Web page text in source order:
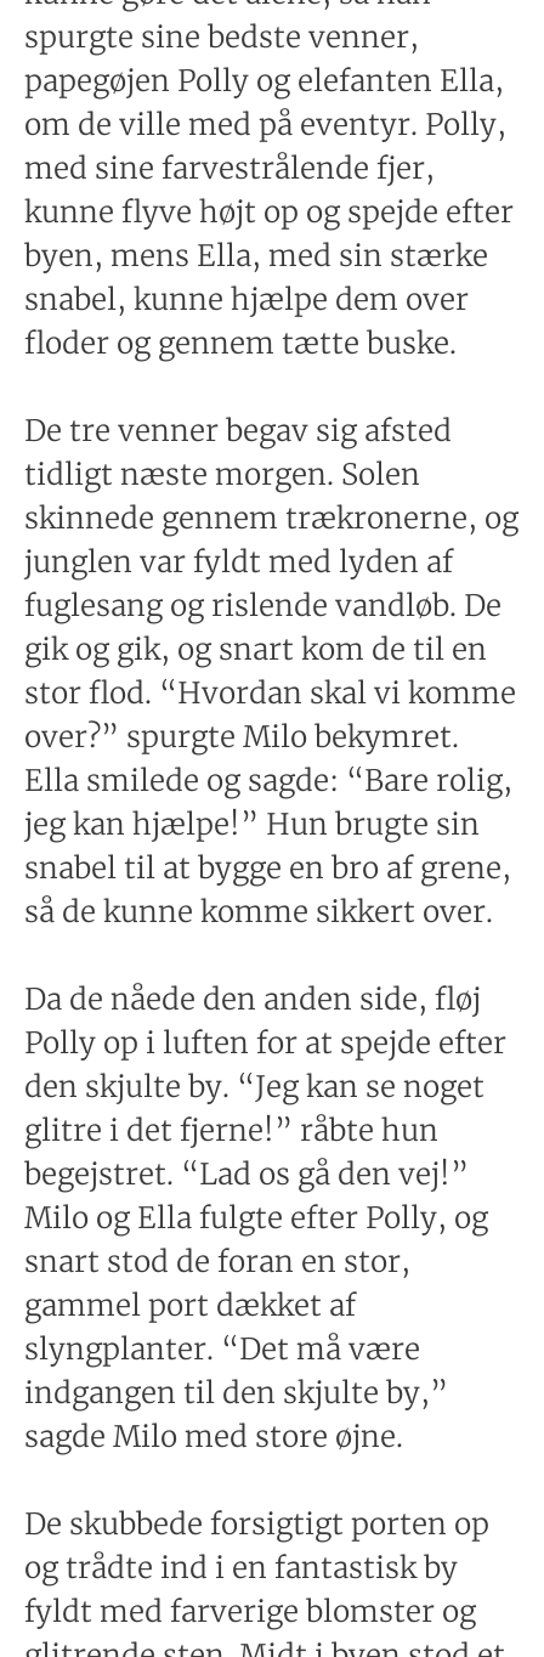
spurgte sine bedste venner,
papegøjen Polly og elefanten Ella,
om de ville med på eventyr. Polly,
med sine farvestrålende fjer,
kunne flyve højt op og spejde efter
byen, mens Ella, med sin stærke
snabel, kunne hjælpe dem over
floder og gennem tætte buske.
De tre venner begav sig afsted
tidligt næste morgen. Solen
skinnede gennem trækronerne, og
junglen var fyldt med lyden af
fuglesang og rislende vandløb. De
gik og gik, og snart kom de til en
stor flod. “Hvordan skal vi komme
over?” spurgte Milo bekymret.
Ella smilede og sagde: “Bare rolig,
jeg kan hjælpe!” Hun brugte sin
snabel til at bygge en bro af grene,
så de kunne komme sikkert over.
Da de nåede den anden side, fløj
Polly op i luften for at spejde efter
den skjulte by. “Jeg kan se noget
glitre i det fjerne!” råbte hun
begejstret. “Lad os gå den vej!”
Milo og Ella fulgte efter Polly, og
snart stod de foran en stor,
gammel port dækket af
slyngplanter. “Det må være
indgangen til den skjulte by,”
sagde Milo med store øjne.
De skubbede forsigtigt porten op
og trådte ind i en fantastisk by
fyldt med farverige blomster og